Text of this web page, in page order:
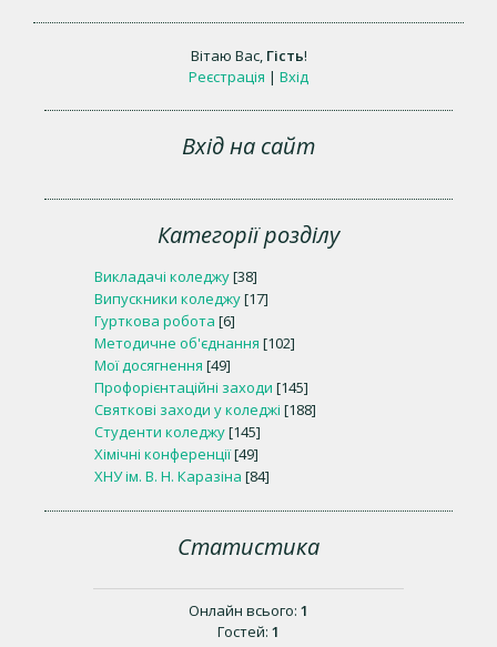
Вітаю Вас, Гість!
Реєстрація | Вхід
Вхід на сайт
Категорії розділу
Викладачі коледжу[38]
Випускники коледжу[17]
Гурткова робота [6]
Методичне об'єднання [102]
Мої досягнення [49]
Профорієнтаційні заходи [145]
Святкові заходи у коледжі [188]
Студенти коледжу[145]
Хімічні конференції[49]
ХНУ ім. В. Н. Каразіна [84]
Статистика
Онлайн всього: 1
Гостей: 1